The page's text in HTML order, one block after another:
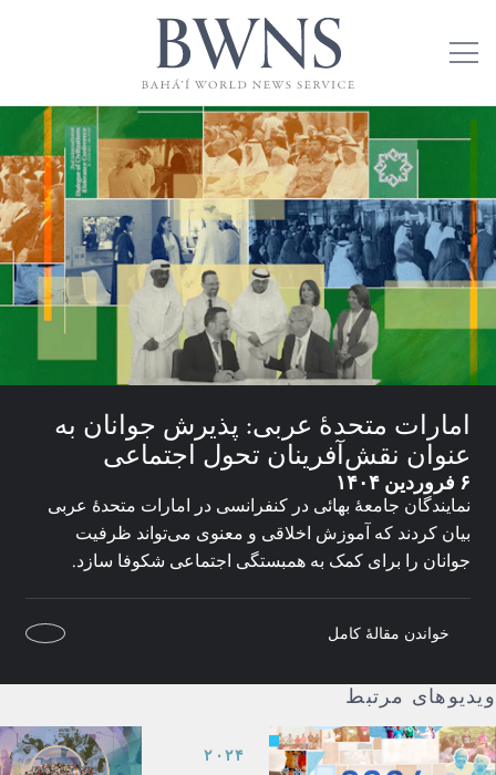
امارات متحدهٔ عربی: پذیرش جوانان به
عنوان نقش‌آفرینان تحول اجتماعی
۶ فروردین ۱۴۰۴
نمایندگان جامعۀ بهائی در کنفرانسی در امارات متحدهٔ عربی
بیان کردند که آموزش اخلاقی و معنوی می‌تواند ظرفیت
جوانان را برای کمک به همبستگی اجتماعی شکوفا سازد.
خواندن مقالهٔ کامل
ویدیوهای مرتبط
۲۰۲۴